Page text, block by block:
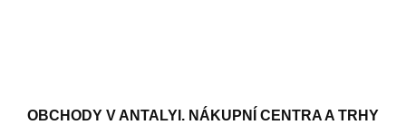
OBCHODY V ANTALYI. NÁKUPNÍ CENTRA A TRHY